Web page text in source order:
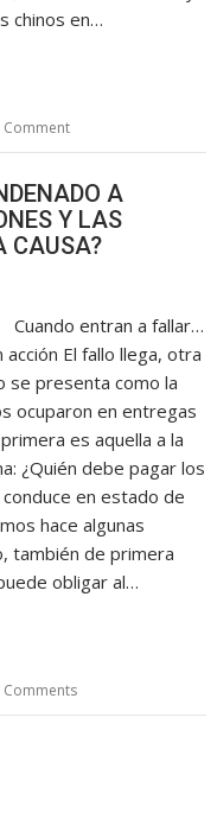
chinos en…
Comment
A
Y LAS
CAUSA?
Cuando entran a fallar…
acción El fallo llega, otra
se presenta como la
ocuparon en entregas
es aquella a la
¿Quién debe pagar los
en estado de
hace algunas
también de primera
obligar al…
Comments